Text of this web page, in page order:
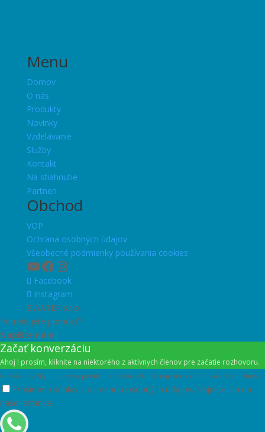
Menu
Domov
O nás
Produkty
Novinky
Vzdelávanie
Služby
Kontakt
Na stiahnutie
Partneri
Obchod
VOP
Ochrana osobných údajov
Všeobecné podmienky používania cookies
YouTube
Facebook
Instagram
Facebook
Instagram
BWATER s.r.o.
Potrebujete pomôcť?
Napíšte nám
Začať konverzáciu
Ahoj ! prosím, kliknite na niektorého z aktívnych členov pre začatie rozhovoru.
Na vaše otázky, dotazy sa pokúsime odpovedať čo najskôr v rámci našich možností.
Prosíme o súhlas s ochranou osobných údajov. Nájdete ich na
našej stránke.